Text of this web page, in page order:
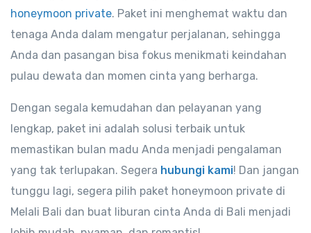
honeymoon private. Paket ini menghemat waktu dan
tenaga Anda dalam mengatur perjalanan, sehingga
Anda dan pasangan bisa fokus menikmati keindahan
pulau dewata dan momen cinta yang berharga.
Dengan segala kemudahan dan pelayanan yang
lengkap, paket ini adalah solusi terbaik untuk
memastikan bulan madu Anda menjadi pengalaman
yang tak terlupakan. Segera hubungi kami! Dan jangan
tunggu lagi, segera pilih paket honeymoon private di
Melali Bali dan buat liburan cinta Anda di Bali menjadi